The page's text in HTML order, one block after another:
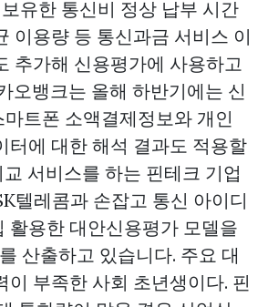
유한 통신비 정상 납부 시간
이용량 등 통신과금 서비스 이
추가해 신용평가에 사용하고
오뱅크는 올해 하반기에는 신
트폰 소액결제정보와 개인
터에 대한 해석 결과도 적용할
서비스를 하는 핀테크 기업
텔레콤과 손잡고 통신 아이디
활용한 대안신용평가 모델을
산출하고 있습니다. 주요 대
이 부족한 사회 초년생이다. 핀